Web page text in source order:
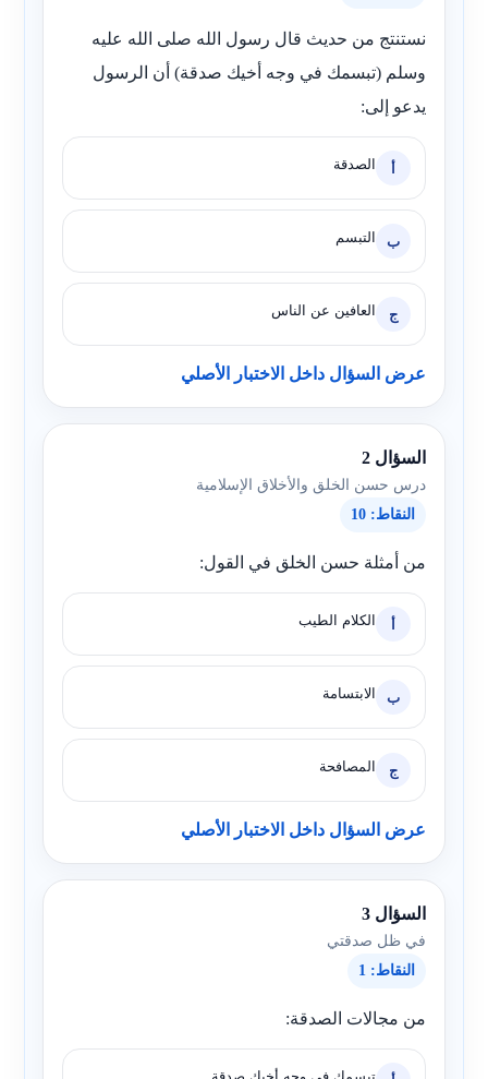
نستنتج من حديث قال رسول الله صلى الله عليه
وسلم (تبسمك في وجه أخيك صدقة) أن الرسول
يدعو إلى:
أ الصدقة
ب التبسم
ج العافين عن الناس
عرض السؤال داخل الاختبار الأصلي
السؤال 2
درس حسن الخلق والأخلاق الإسلامية
النقاط: 10
من أمثلة حسن الخلق في القول:
أ الكلام الطيب
ب الابتسامة
ج المصافحة
عرض السؤال داخل الاختبار الأصلي
السؤال 3
في ظل صدقتي
النقاط: 1
من مجالات الصدقة: